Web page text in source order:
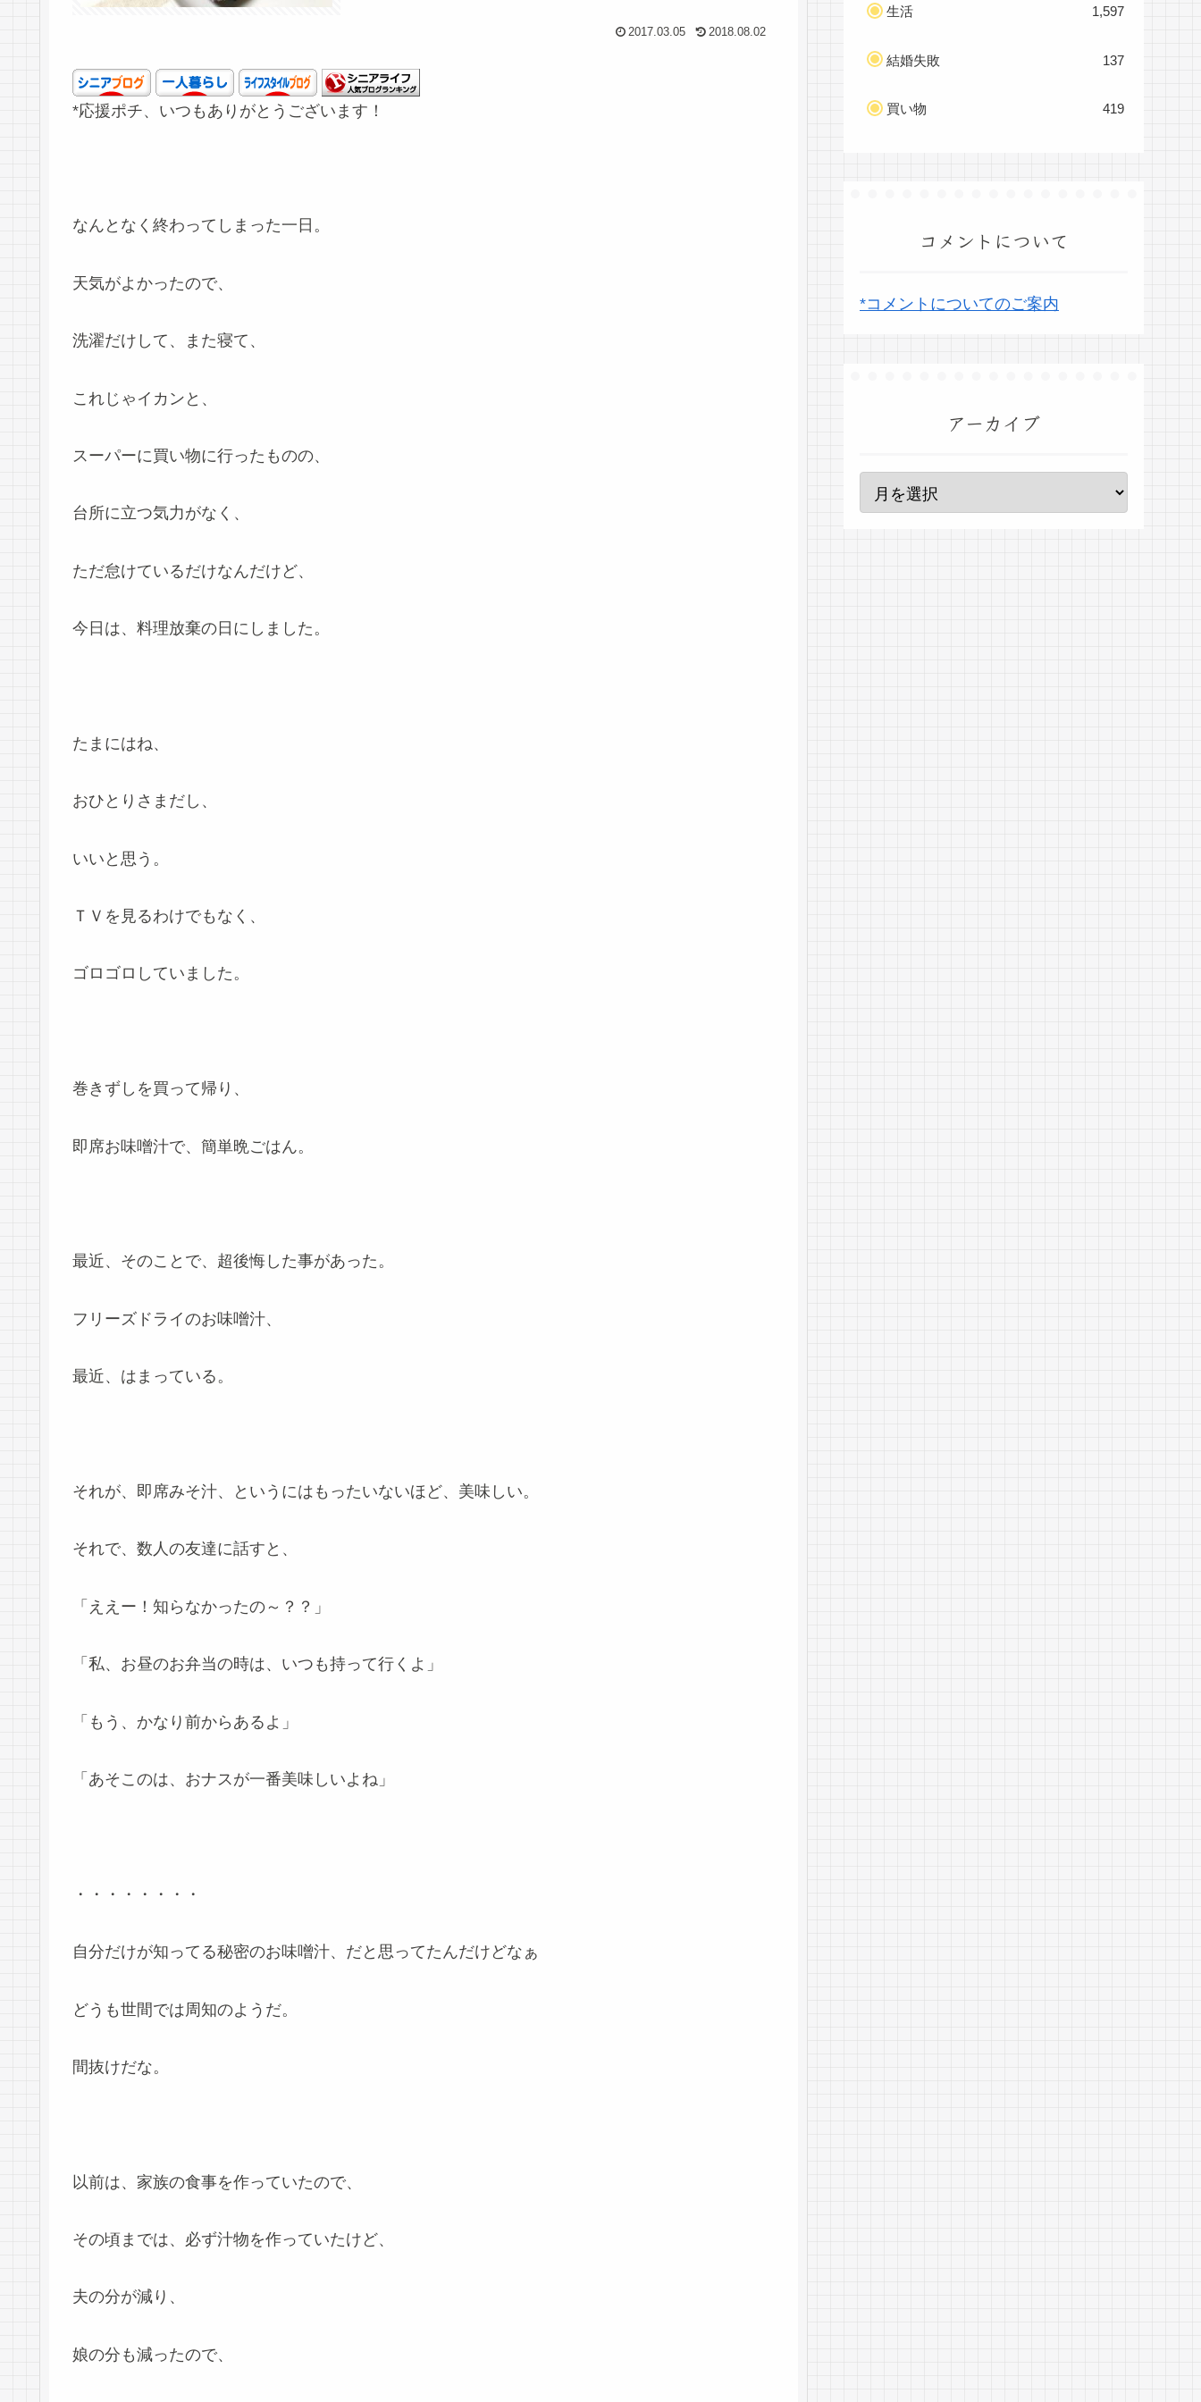
2017.03.05 2018.08.02
*応援ポチ、いつもありがとうございます！
なんとなく終わってしまった一日。
天気がよかったので、
洗濯だけして、また寝て、
これじゃイカンと、
スーパーに買い物に行ったものの、
台所に立つ気力がなく、
ただ怠けているだけなんだけど、
今日は、料理放棄の日にしました。
たまにはね、
おひとりさまだし、
いいと思う。
ＴＶを見るわけでもなく、
ゴロゴロしていました。
巻きずしを買って帰り、
即席お味噌汁で、簡単晩ごはん。
最近、そのことで、超後悔した事があった。
フリーズドライのお味噌汁、
最近、はまっている。
それが、即席みそ汁、というにはもったいないほど、美味しい。
それで、数人の友達に話すと、
「ええー！知らなかったの～？？」
「私、お昼のお弁当の時は、いつも持って行くよ」
「もう、かなり前からあるよ」
「あそこのは、おナスが一番美味しいよね」
・・・・・・・・
自分だけが知ってる秘密のお味噌汁、だと思ってたんだけどなぁ
どうも世間では周知のようだ。
間抜けだな。
以前は、家族の食事を作っていたので、
その頃までは、必ず汁物を作っていたけど、
夫の分が減り、
娘の分も減ったので、
生活 1,597
結婚失敗 137
買い物 419
コメントについて
*コメントについてのご案内
アーカイブ